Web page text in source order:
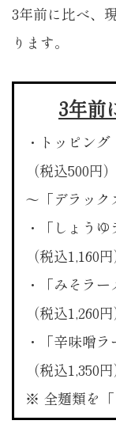
3年前に比べ、
ります。
3年前
・トッピング
（税込500円）
〜「デラッ
・「しょう
（税込1,160円
・「みそラー
（税込1,260円
・「辛味噌
（税込1,350円
※ 全麺類を「